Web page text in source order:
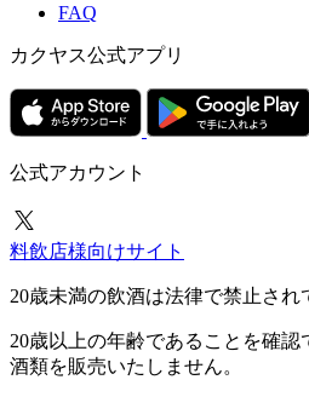
FAQ
カクヤス公式アプリ
公式アカウント
料飲店様向けサイト
20歳未満の飲酒は法律で禁止され
20歳以上の年齢であることを確認
酒類を販売いたしません。